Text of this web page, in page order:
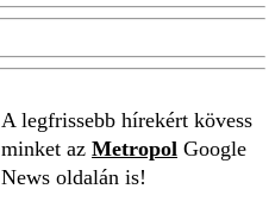
A legfrissebb hírekért kövess
minket az Metropol Google
News oldalán is!